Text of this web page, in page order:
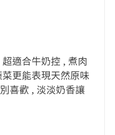
適合牛奶控 , 煮肉
更能表現天然原味
喜歡 , 淡淡奶香讓